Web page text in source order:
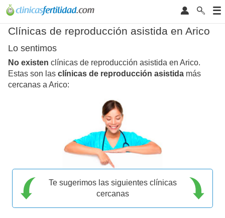
Clínicas de reproducción asistida en Arico
Lo sentimos
No existen clínicas de reproducción asistida en Arico.
Estas son las clínicas de reproducción asistida más
cercanas a Arico:
Te sugerimos las siguientes clínicas
cercanas